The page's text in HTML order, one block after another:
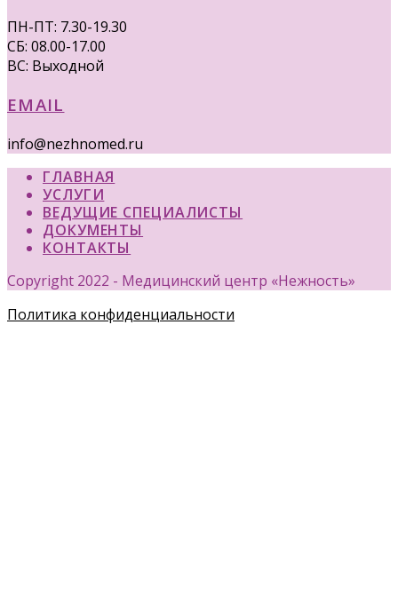
ПН-ПТ: 7.30-19.30
СБ: 08.00-17.00
ВС: Выходной
EMAIL
info@nezhnomed.ru
ГЛАВНАЯ
УСЛУГИ
ВЕДУЩИЕ СПЕЦИАЛИСТЫ
ДОКУМЕНТЫ
КОНТАКТЫ
Copyright 2022 - Медицинский центр «Нежность»
Политика конфиденциальности